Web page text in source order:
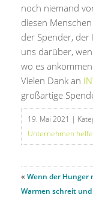
noch niemand
diesen
der Spender,
uns darüber,
wo es
Vielen Dank an
großartige
19. Mai 2021 |
Unternehmen
« Wenn der Hunger
Warmen schreit